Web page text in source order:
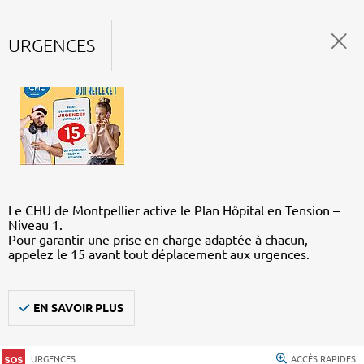
URGENCES
Le CHU de Montpellier active le Plan Hôpital en Tension –
Niveau 1.
Pour garantir une prise en charge adaptée à chacun,
appelez le 15 avant tout déplacement aux urgences.
EN SAVOIR PLUS
URGENCES ACCÈS RAPIDES